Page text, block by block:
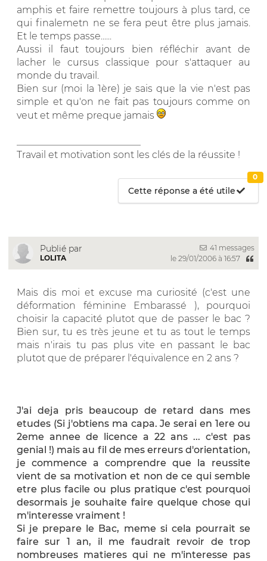
amphis et faire remettre toujours à plus tard, ce
qui finalemetn ne se fera peut être plus jamais.
Et le temps passe......
Aussi il faut toujours bien réfléchir avant de
lacher le cursus classique pour s'attaquer au
monde du travail.
Bien sur (moi la 1ère) je sais que la vie n'est pas
simple et qu'on ne fait pas toujours comme on
veut et même preque jamais
Travail et motivation sont les clés de la réussite !
Cette réponse a été utile
0
Publié par
LOLITA
41 messages
le 29/01/2006 à 16:57
Mais dis moi et excuse ma curiosité (c'est une
déformation féminine Embarassé ), pourquoi
choisir la capacité plutot que de passer le bac ?
Bien sur, tu es très jeune et tu as tout le temps
mais n'irais tu pas plus vite en passant le bac
plutot que de préparer l'équivalence en 2 ans ?
J'ai deja pris beaucoup de retard dans mes
etudes (Si j'obtiens ma capa. Je serai en 1ere ou
2eme annee de licence a 22 ans ... c'est pas
genial !) mais au fil de mes erreurs d'orientation,
je commence a comprendre que la reussite
vient de sa motivation et non de ce qui semble
etre plus facile ou plus pratique c'est pourquoi
desormais je souhaite faire quelque chose qui
m'interesse vraiment !
Si je prepare le Bac, meme si cela pourrait se
faire sur 1 an, il me faudrait revoir de trop
nombreuses matieres qui ne m'interesse pas